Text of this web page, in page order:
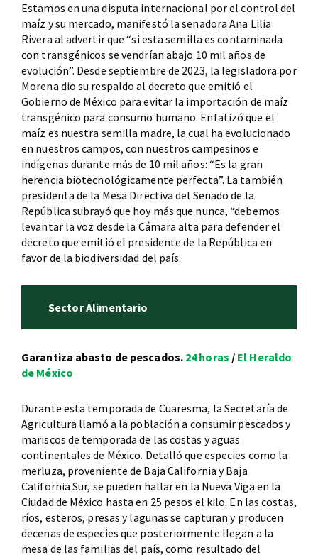
Estamos en una disputa internacional por el control del
maíz y su mercado, manifestó la senadora Ana Lilia
Rivera al advertir que “si esta semilla es contaminada
con transgénicos se vendrían abajo 10 mil años de
evolución”. Desde septiembre de 2023, la legisladora por
Morena dio su respaldo al decreto que emitió el
Gobierno de México para evitar la importación de maíz
transgénico para consumo humano. Enfatizó que el
maíz es nuestra semilla madre, la cual ha evolucionado
en nuestros campos, con nuestros campesinos e
indígenas durante más de 10 mil años: “Es la gran
herencia biotecnológicamente perfecta”. La también
presidenta de la Mesa Directiva del Senado de la
República subrayó que hoy más que nunca, “debemos
levantar la voz desde la Cámara alta para defender el
decreto que emitió el presidente de la República en
favor de la biodiversidad del país.
Sector Alimentario
Garantiza abasto de pescados.24 horas / El Heraldo
de México
Durante esta temporada de Cuaresma, la Secretaría de
Agricultura llamó a la población a consumir pescados y
mariscos de temporada de las costas y aguas
continentales de México. Detalló que especies como la
merluza, proveniente de Baja California y Baja
California Sur, se pueden hallar en la Nueva Viga en la
Ciudad de México hasta en 25 pesos el kilo. En las costas,
ríos, esteros, presas y lagunas se capturan y producen
decenas de especies que posteriormente llegan a la
mesa de las familias del país, como resultado del